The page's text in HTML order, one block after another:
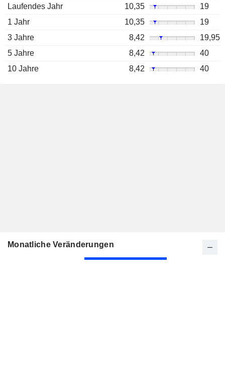
Laufendes Jahr
10,35
19
1 Jahr
10,35
19
3 Jahre
8,42
19,95
5 Jahre
8,42
40
10 Jahre
8,42 40
Monatliche Veränderungen